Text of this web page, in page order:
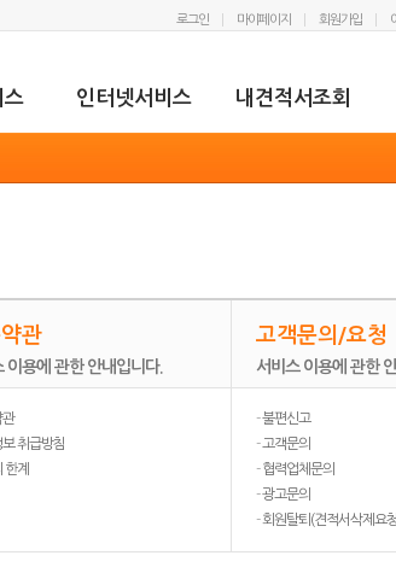
로그인 마이페이지 회원가입
스 인터넷서비스 내견적서조회
관
이용에 관한 안내입니다.
고객문의/요청
서비스 이용에 관한
관
취급방침
한계
-불편신고
-고객문의
-협력업체문의
-광고문의
-회원탈퇴(견적서삭제요